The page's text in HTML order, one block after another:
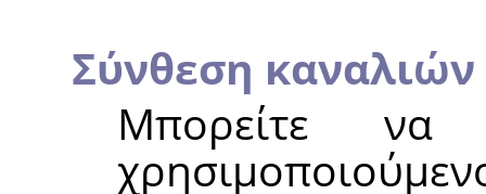
Σύνθεση καναλιών
Μπορείτε να